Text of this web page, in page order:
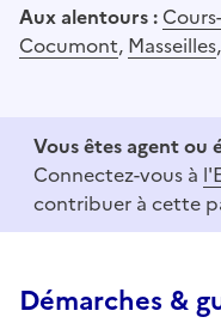
Aux alentours :
Cocumont, Masseilles,
Vous êtes agent ou
Connectez-vous à
contribuer à cette
Démarches &